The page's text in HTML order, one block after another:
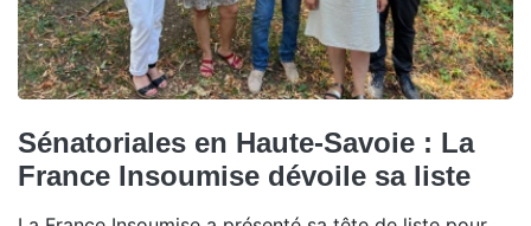
Sénatoriales en Haute-Savoie : La
France Insoumise dévoile sa liste